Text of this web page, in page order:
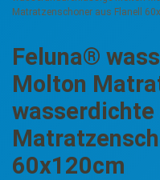
Matratzenschoner aus Flanell
Feluna®
Molton
60x120cm